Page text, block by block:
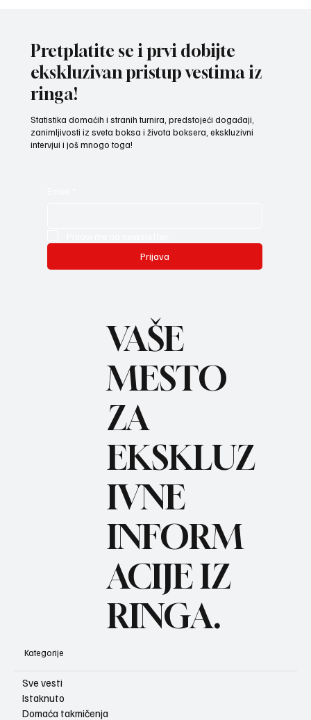
Pretplatite se i prvi dobijte
ekskluzivan pristup vestima iz
ringa!
Statistika domaćih i stranih turnira, predstojeći događaji,
zanimljivosti iz sveta boksa i života boksera, ekskluzivni
intervjui i još mnogo toga!
Prijava
REC
VAŠE
MESTO
ZA
EKSKLUZ
IVNE
INFORM
ACIJE IZ
RINGA.
Kategorije
Sve vesti
Istaknuto
Domaća takmičenja